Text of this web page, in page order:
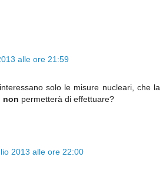
alle ore 21:59
solo le misure nucleari, che la
non permetterà di effettuare?
2013 alle ore 22:00